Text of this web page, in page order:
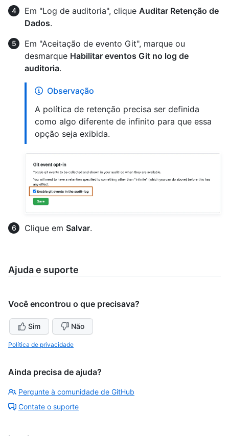
Em "Log de auditoria", clique Auditar Retenção de
Dados.
Em "Aceitação de evento Git", marque ou
desmarque Habilitar eventos Git no log de
auditoria.
Observação
A política de retenção precisa ser definida
como algo diferente de infinito para que essa
opção seja exibida.
Clique em Salvar.
Ajuda e suporte
Você encontrou o que precisava?
Sim Não
Política de privacidade
Ainda precisa de ajuda?
Pergunte à comunidade de GitHub
Contate o suporte